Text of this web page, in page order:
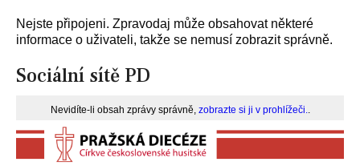
Nejste připojeni. Zpravodaj může obsahovat některé
informace o uživateli, takže se nemusí zobrazit správně.
Sociální sítě PD